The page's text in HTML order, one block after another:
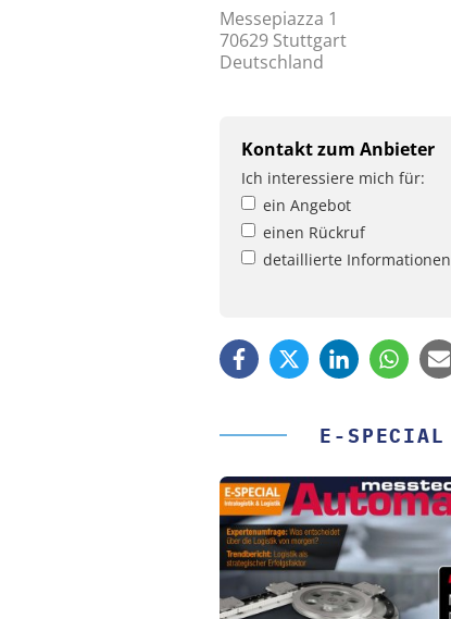
Messepiazza 1
70629 Stuttgart
Deutschland
Kontakt zum Anbieter
Ich interessiere mich für:
ein Angebot
einen Rückruf
detaillierte Informationen
E-SPECIAL